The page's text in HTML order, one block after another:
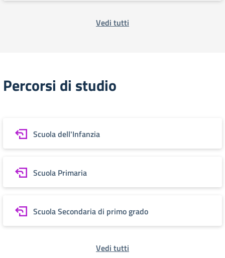
Vedi tutti
Percorsi di studio
Scuola dell'Infanzia
Scuola Primaria
Scuola Secondaria di primo grado
Vedi tutti